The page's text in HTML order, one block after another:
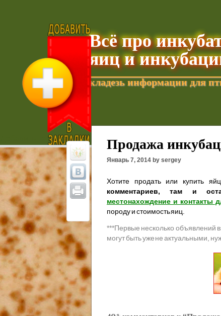
Всё про
яиц и
кладезь информации для
Добавить текущую страницу в Избранное
Продажа
Январь 7, 2014 by sergey
Хотите продать или купить
комментариев, там и
местонахождение и контакты
породу и стоимость яиц.
***Первые несколько объявлений
могут быть уже не актуальными,